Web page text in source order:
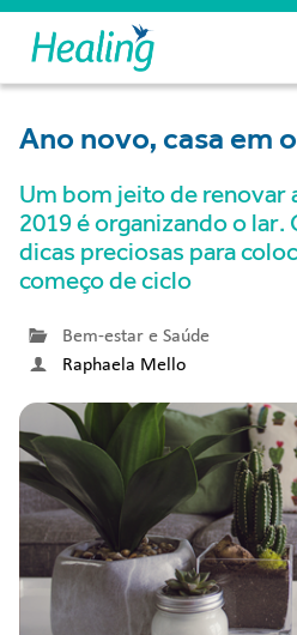
Ano novo, casa em
Um bom jeito de renovar
2019 é organizando o lar.
dicas preciosas para
começo de ciclo
Bem-estar e Saúde
Raphaela Mello